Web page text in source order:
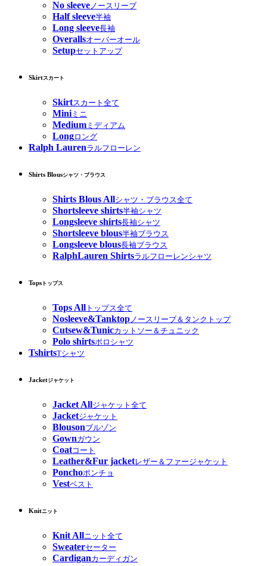
No sleeveノースリーブ
Half sleeve半袖
Long sleeve長袖
Overallsオーバーオール
Setupセットアップ
Skirtスカート
Skirtスカート全て
Miniミニ
Medium ミディアム
Longロング
Ralph Laurenラルフローレン
Shirts Blousシャツ・ブラウス
Shirts Blous Allシャツ・ブラウス全て
Shortsleeve shirts半袖シャツ
Longsleeve shirts長袖シャツ
Shortsleeve blous半袖ブラウス
Longsleeve blous長袖ブラウス
RalphLauren Shirtsラルフローレンシャツ
Tops トップス
Tops All トップス全て
Nosleeve&Tanktop ノースリーブ＆タンクトップ
Cutsew&Tunicカットソー＆チュニック
Polo shirtsポロシャツ
TshirtsTシャツ
Jacketジャケット
Jacket Allジャケット全て
Jacketジャケット
Blousonブルゾン
Gownガウン
Coatコート
Leather&Fur jacketレザー＆ファージャケット
Ponchoポンチョ
Vestベスト
Knitニット
Knit Allニット全て
Sweaterセーター
Cardiganカーディガン